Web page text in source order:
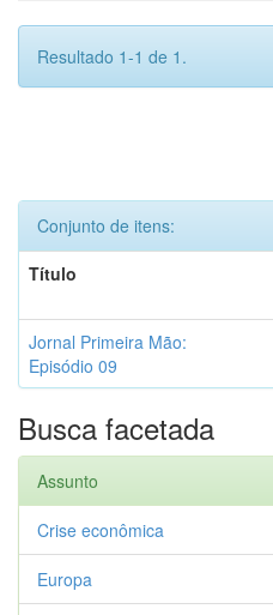
Resultado 1-1 de 1.
Conjunto de itens:
Título
Jornal Primeira Mão:
Episódio 09
Busca facetada
Assunto
Crise econômica
Europa